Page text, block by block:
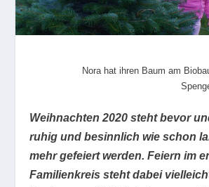
Nora hat ihren Baum am
Weihnachten 2020 steht bevor
ruhig und besinnlich wie schon
mehr gefeiert werden. Feiern im
Familienkreis steht dabei